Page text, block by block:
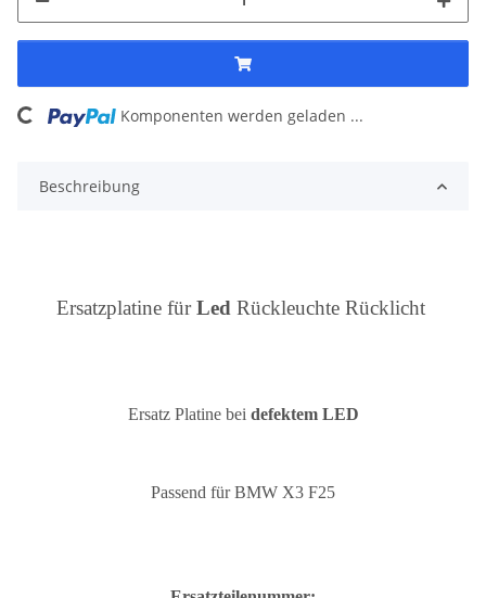
Komponenten werden geladen ...
Beschreibung
Ersatzplatine fürLed Rückleuchte Rücklicht
Ersatz Platine bei defektem LED
Passend für BMW X3 F25